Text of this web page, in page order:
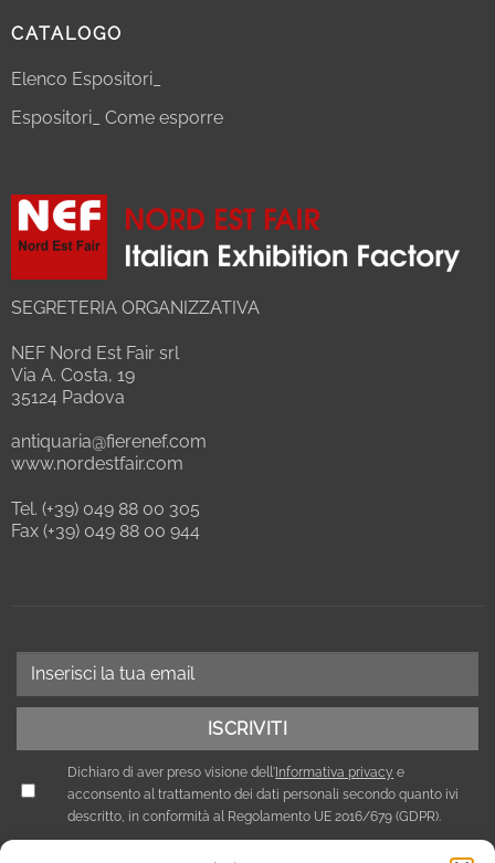
CATALOGO
Elenco Espositori_
Espositori_ Come esporre
SEGRETERIA ORGANIZZATIVA
NEF Nord Est Fair srl
Via A. Costa, 19
35124 Padova
antiquaria@fierenef.com
www.nordestfair.com
Tel. (+39) 049 88 00 305
Fax (+39) 049 88 00 944
Dichiaro di aver preso visione dell'Informativa privacy e
acconsento al trattamento dei dati personali secondo quanto ivi
descritto, in conformità al Regolamento UE 2016/679 (GDPR).